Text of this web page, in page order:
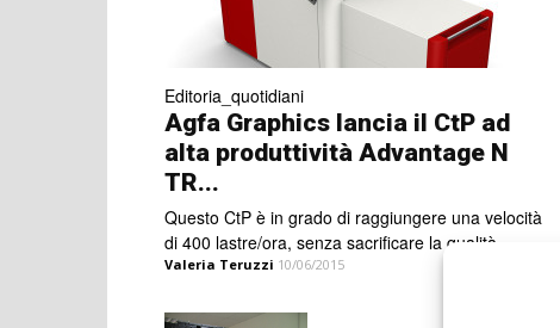
Editoria_quotidiani
Agfa Graphics lancia il CtP ad
alta produttività Advantage N
TR...
Questo CtP è in grado di raggiungere una velocità
di 400 lastre/ora, senza sacrificare la qualità.
Valeria Teruzzi 10/06/2015